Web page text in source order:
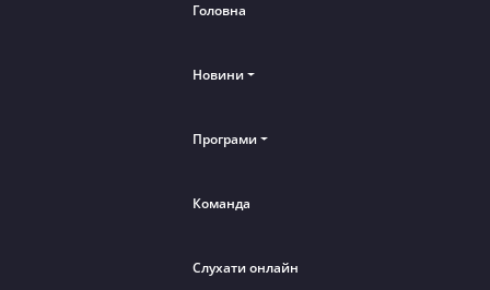
Головна
Новини
Програми
Команда
Слухати онлайн